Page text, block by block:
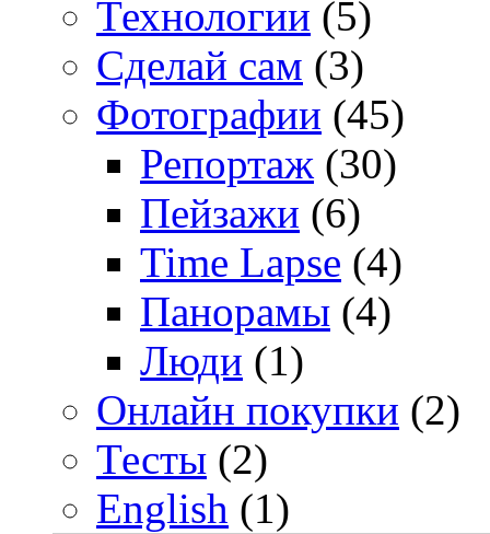
Технологии (5)
Сделай сам (3)
Фотографии (45)
Репортаж (30)
Пейзажи (6)
Time Lapse (4)
Панорамы (4)
Люди (1)
Онлайн покупки (2)
Тесты (2)
English (1)